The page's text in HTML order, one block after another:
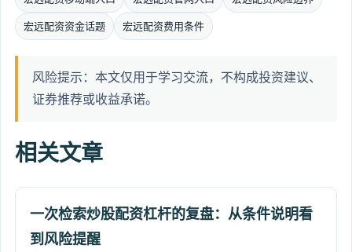
宏远配资资金话题 宏远配资费用条件
风险提示：本文仅用于学习交流，不构成投资建议、
证券推荐或收益承诺。
相关文章
一次检索炒股配资杠杆的复盘：从条件说明看
到风险提醒